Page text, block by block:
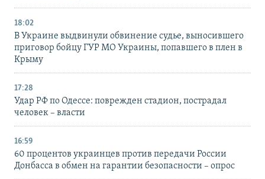
18:02
В Украине выдвинули обвинение судье, выносившего
приговор бойцу ГУР МО Украины, попавшего в плен в
Крыму
17:28
Удар РФ по Одессе: поврежден стадион, пострадал
человек – власти
16:59
60 процентов украинцев против передачи России
Донбасса в обмен на гарантии безопасности – опрос